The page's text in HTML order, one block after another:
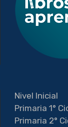
Nivel Inicial
Primaria 1°
Primaria 2°